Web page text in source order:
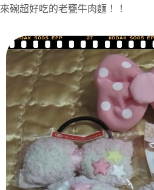
來碗超好吃的老甕牛肉麵！！